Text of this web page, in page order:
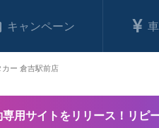
キャンペーン
用サイトをリリース！リピ
カー 倉吉駅前店